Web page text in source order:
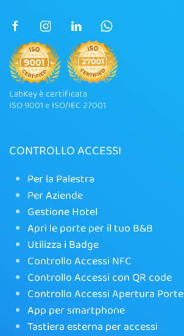
LabKey è certificata
ISO 9001 e ISO/IEC 27001
CONTROLLO ACCESSI
Per la Palestra
Per Aziende
Gestione Hotel
Apri le porte per il tuo B&B
Utilizza i Badge
Controllo Accessi NFC
Controllo Accessi con QR code
Controllo Accessi Apertura Porte
App per smartphone
Tastiera esterna per accessi